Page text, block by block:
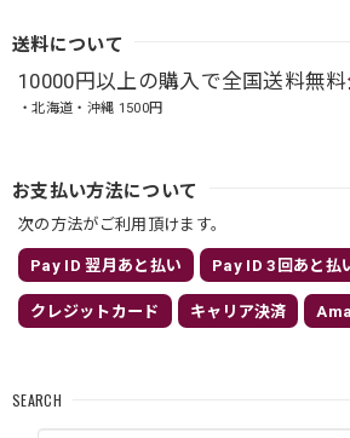
送料について
10000円以上の購入で全国送料無料
・北海道・沖縄 1500円
お支払い方法について
次の方法がご利用頂けます。
Pay ID 翌月あと払い Pay ID 3回あと払
クレジットカード キャリア決済
SEARCH